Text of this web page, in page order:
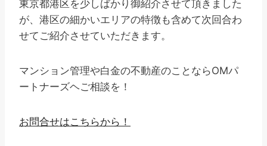
東京都港区を少しばかり御紹介させて頂きました
が、港区の細かいエリアの特徴も含めて次回合わ
せてご紹介させていただきます。
マンション管理や白金の不動産のことならOMパ
ートナーズヘご相談を！
お問合せはこちらから！